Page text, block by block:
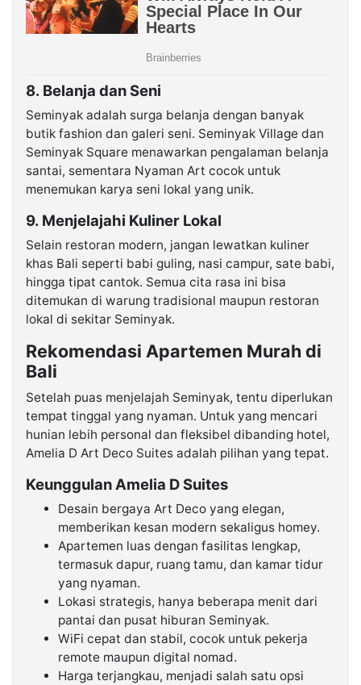
8. Belanja dan Seni
Seminyak adalah surga belanja dengan banyak
butik fashion dan galeri seni. Seminyak Village dan
Seminyak Square menawarkan pengalaman belanja
santai, sementara Nyaman Art cocok untuk
menemukan karya seni lokal yang unik.
9. Menjelajahi Kuliner Lokal
Selain restoran modern, jangan lewatkan kuliner
khas Bali seperti babi guling, nasi campur, sate babi,
hingga tipat cantok. Semua cita rasa ini bisa
ditemukan di warung tradisional maupun restoran
lokal di sekitar Seminyak.
Rekomendasi Apartemen Murah di
Bali
Setelah puas menjelajah Seminyak, tentu diperlukan
tempat tinggal yang nyaman. Untuk yang mencari
hunian lebih personal dan fleksibel dibanding hotel,
Amelia D Art Deco Suites adalah pilihan yang tepat.
Keunggulan Amelia D Suites
Desain bergaya Art Deco yang elegan,
memberikan kesan modern sekaligus homey.
Apartemen luas dengan fasilitas lengkap,
termasuk dapur, ruang tamu, dan kamar tidur
yang nyaman.
Lokasi strategis, hanya beberapa menit dari
pantai dan pusat hiburan Seminyak.
WiFi cepat dan stabil, cocok untuk pekerja
remote maupun digital nomad.
Harga terjangkau, menjadi salah satu opsi